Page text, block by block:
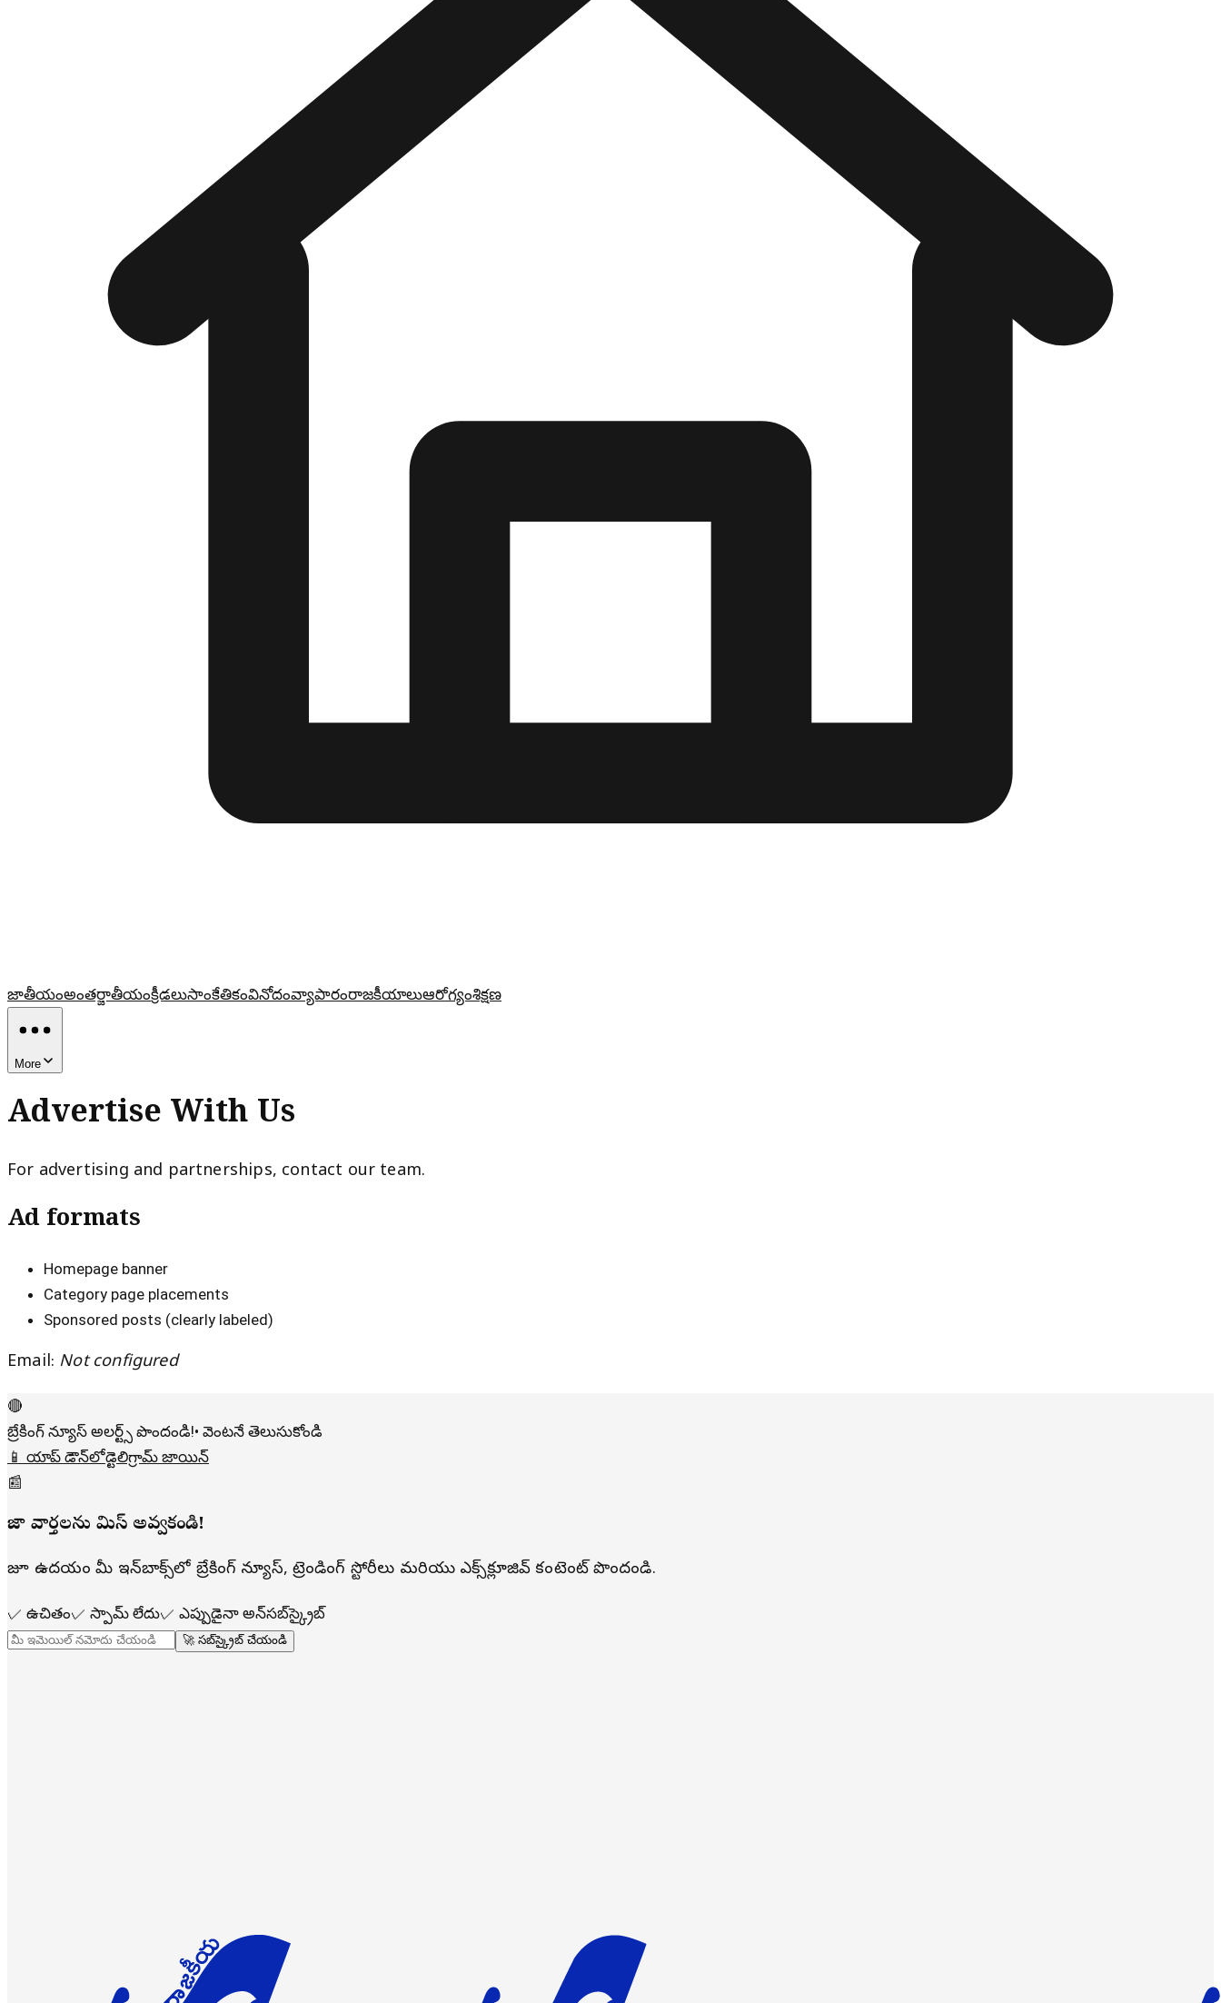
జాతీయంఅంతర్జాతీయంక్రీడలుసాంకేతికంవినోదంవ్యాపారంరాజకీయాలుఆరోగ్యంశిక్షణ
More
Advertise With Us
For advertising and partnerships, contact our team.
Ad formats
Homepage banner
Category page placements
Sponsored posts (clearly labeled)
Email: Not configured
🔴
బ్రేకింగ్ న్యూస్ అలర్ట్స్ పొందండి!• వెంటనే తెలుసుకోండి
📱 యాప్ డౌన్‌లోడ్టెలిగ్రామ్ జాయిన్
📰
తాజా వార్తలను మిస్ అవ్వకండి!
రోజూ ఉదయం మీ ఇన్‌బాక్స్‌లో బ్రేకింగ్ న్యూస్, ట్రెండింగ్ స్టోరీలు మరియు ఎక్స్‌క్లూజివ్ కంటెంట్ పొందండి.
✓ ఉచితం✓ స్పామ్ లేదు✓ ఎప్పుడైనా అన్‌సబ్‌స్క్రైబ్
🚀 సబ్‌స్క్రైబ్ చేయండి